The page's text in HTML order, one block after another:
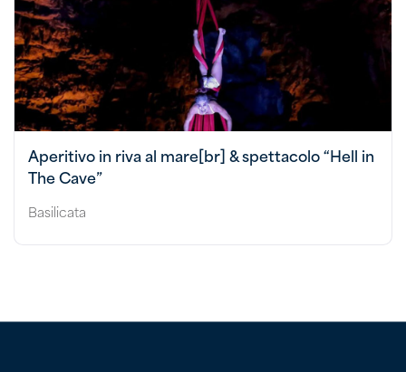
Aperitivo in riva al mare[br] & spettacolo “Hell in
The Cave”
Basilicata